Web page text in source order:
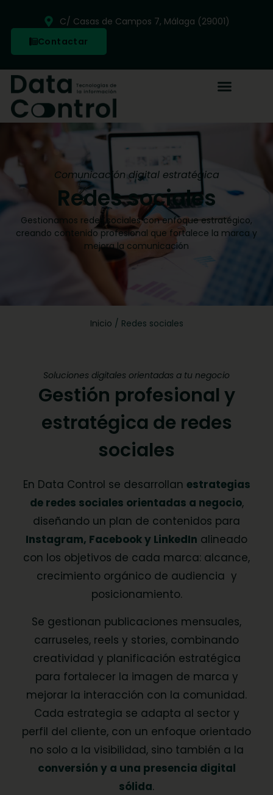
C/ Casas de Campos 7, Málaga (29001)
Contactar
Comunicación digital estratégica
Redes sociales
Gestionamos redes sociales con enfoque estratégico,
creando contenido profesional que fortalece la marca y
mejora la comunicación
Inicio / Redes sociales
Soluciones digitales orientadas a tu negocio
Gestión profesional y
estratégica de redes
sociales
En Data Control se desarrollan estrategias
de redes sociales orientadas a negocio,
diseñando un plan de contenidos para
Instagram, Facebook y LinkedIn alineado
con los objetivos de cada marca: alcance,
crecimiento orgánico de audiencia y
posicionamiento.
Se gestionan publicaciones mensuales,
carruseles, reels y stories, combinando
creatividad y planificación estratégica
para fortalecer la imagen de marca y
mejorar la interacción con la comunidad.
Cada estrategia se adapta al sector y
perfil del cliente, con un enfoque orientado
no solo a la visibilidad, sino también a la
conversión y a una presencia digital
sólida.